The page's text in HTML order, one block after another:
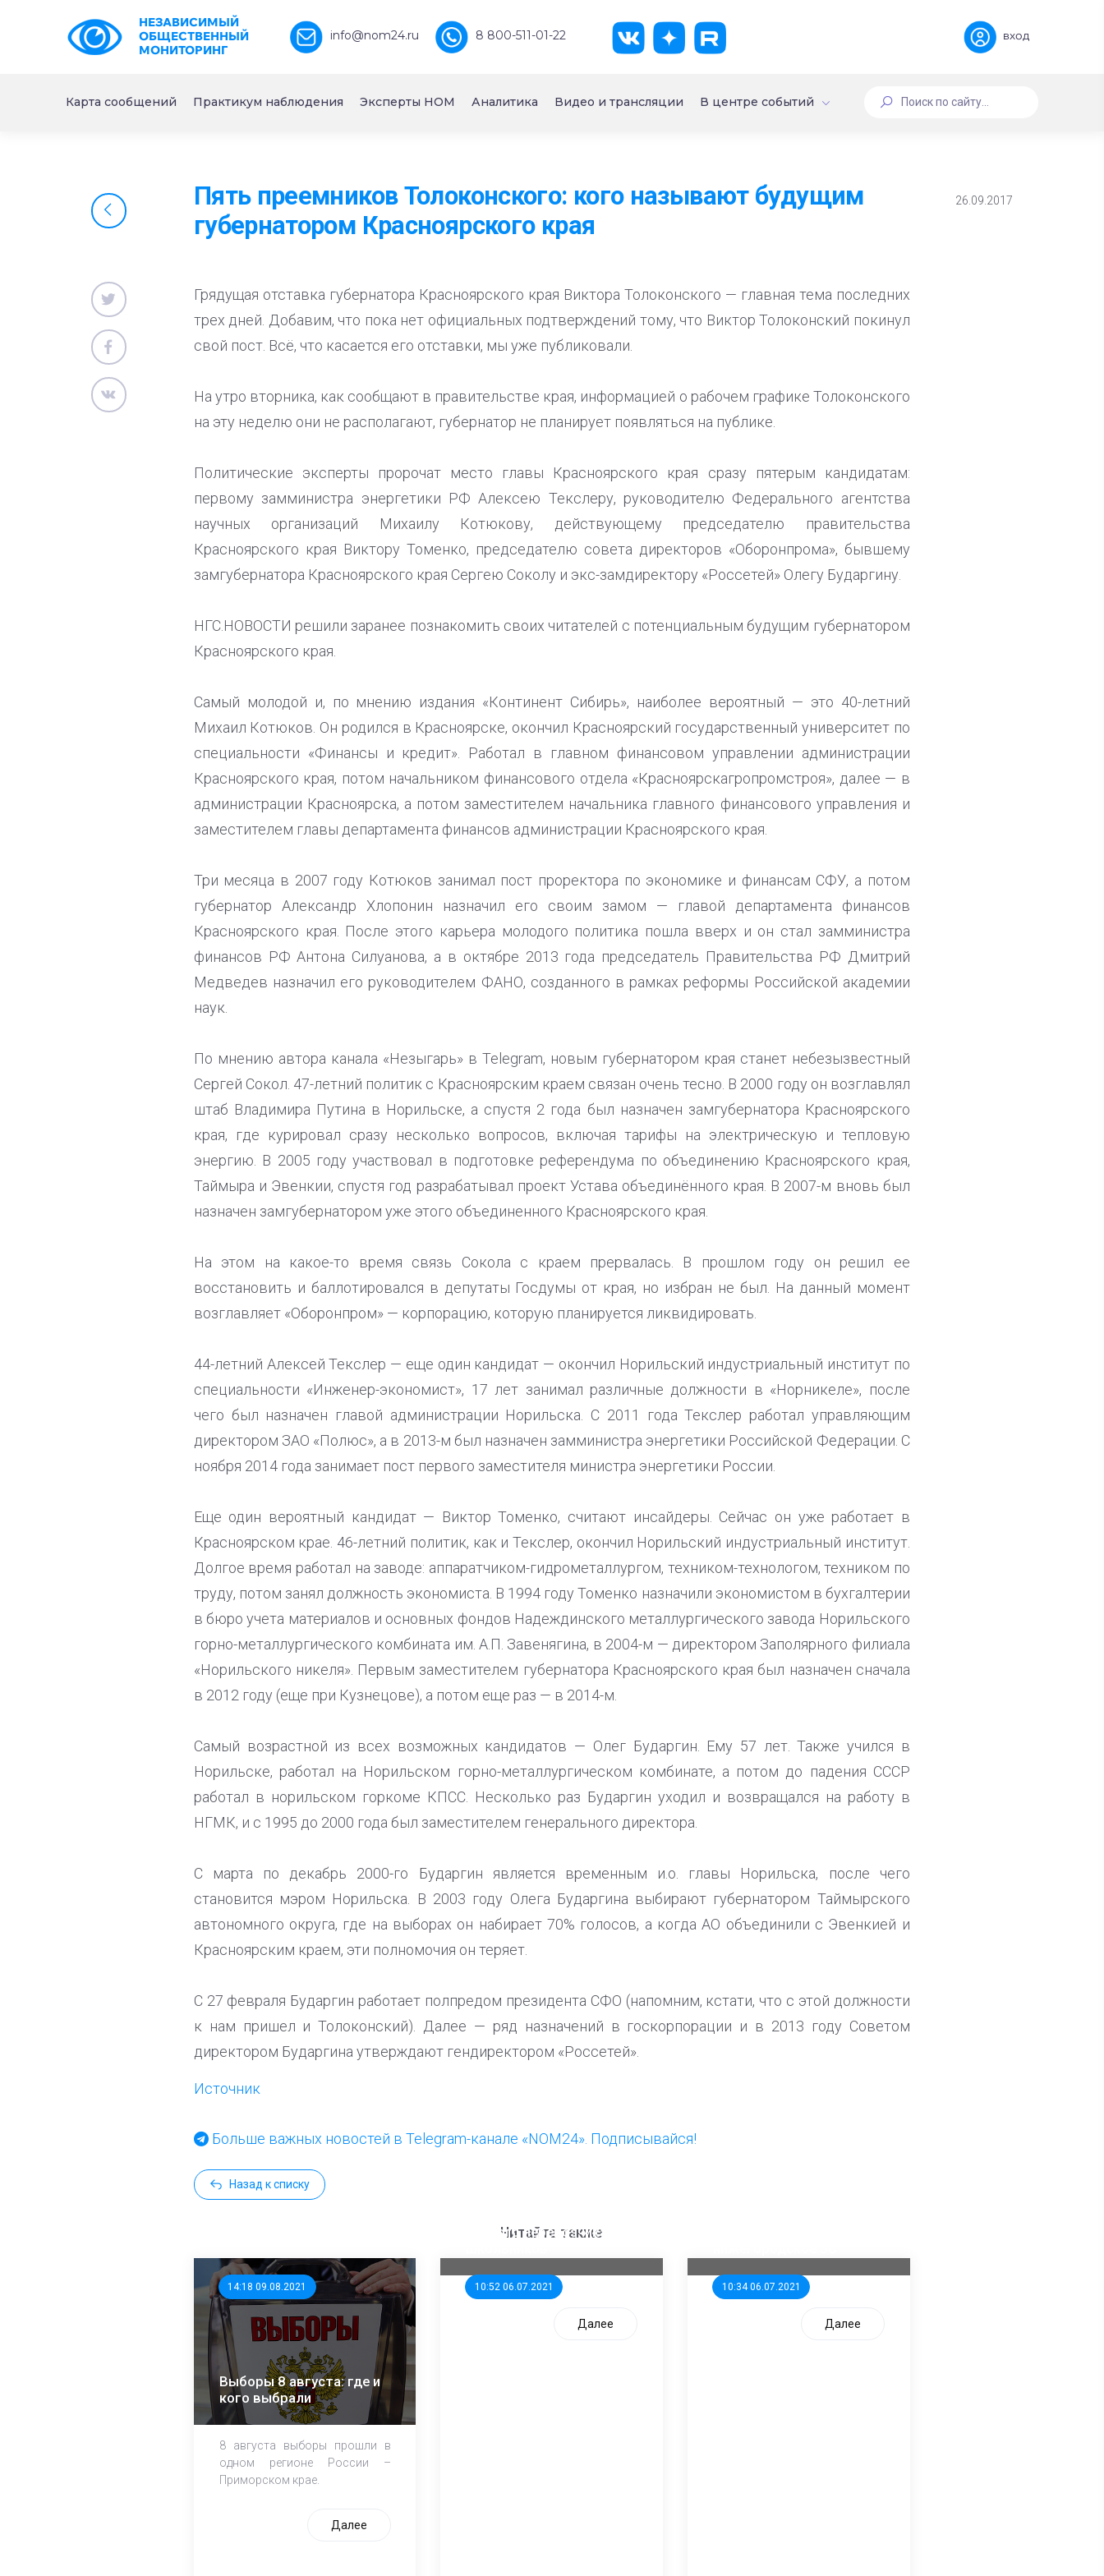
НЕЗАВИСИМЫЙ
ОБЩЕСТВЕННЫЙ
МОНИТОРИНГ
info@nom24.ru 8 800-511-01-22 вход
Карта сообщений Практикум наблюдения Эксперты НОМ Аналитика Видео и трансляции В центре событий
Пять преемников Толоконского: кого называют будущим
губернатором Красноярского края
26.09.2017
Грядущая отставка губернатора Красноярского края Виктора Толоконского — главная тема последних
трех дней. Добавим, что пока нет официальных подтверждений тому, что Виктор Толоконский покинул
свой пост. Всё, что касается его отставки, мы уже публиковали.
На утро вторника, как сообщают в правительстве края, информацией о рабочем графике Толоконского
на эту неделю они не располагают, губернатор не планирует появляться на публике.
Политические эксперты пророчат место главы Красноярского края сразу пятерым кандидатам:
первому замминистра энергетики РФ Алексею Текслеру, руководителю Федерального агентства
научных организаций Михаилу Котюкову, действующему председателю правительства
Красноярского края Виктору Томенко, председателю совета директоров «Оборонпрома», бывшему
замгубернатора Красноярского края Сергею Соколу и экс-замдиректору «Россетей» Олегу Бударгину.
НГС.НОВОСТИ решили заранее познакомить своих читателей с потенциальным будущим губернатором
Красноярского края.
Самый молодой и, по мнению издания «Континент Сибирь», наиболее вероятный — это 40-летний
Михаил Котюков. Он родился в Красноярске, окончил Красноярский государственный университет по
специальности «Финансы и кредит». Работал в главном финансовом управлении администрации
Красноярского края, потом начальником финансового отдела «Красноярскагропромстроя», далее — в
администрации Красноярска, а потом заместителем начальника главного финансового управления и
заместителем главы департамента финансов администрации Красноярского края.
Три месяца в 2007 году Котюков занимал пост проректора по экономике и финансам СФУ, а потом
губернатор Александр Хлопонин назначил его своим замом — главой департамента финансов
Красноярского края. После этого карьера молодого политика пошла вверх и он стал замминистра
финансов РФ Антона Силуанова, а в октябре 2013 года председатель Правительства РФ Дмитрий
Медведев назначил его руководителем ФАНО, созданного в рамках реформы Российской академии
наук.
По мнению автора канала «Незыгарь» в Telegram, новым губернатором края станет небезызвестный
Сергей Сокол. 47-летний политик с Красноярским краем связан очень тесно. В 2000 году он возглавлял
штаб Владимира Путина в Норильске, а спустя 2 года был назначен замгубернатора Красноярского
края, где курировал сразу несколько вопросов, включая тарифы на электрическую и тепловую
энергию. В 2005 году участвовал в подготовке референдума по объединению Красноярского края,
Таймыра и Эвенкии, спустя год разрабатывал проект Устава объединённого края. В 2007-м вновь был
назначен замгубернатором уже этого объединенного Красноярского края.
На этом на какое-то время связь Сокола с краем прервалась. В прошлом году он решил ее
восстановить и баллотировался в депутаты Госдумы от края, но избран не был. На данный момент
возглавляет «Оборонпром» — корпорацию, которую планируется ликвидировать.
44-летний Алексей Текслер — еще один кандидат — окончил Норильский индустриальный институт по
специальности «Инженер-экономист», 17 лет занимал различные должности в «Норникеле», после
чего был назначен главой администрации Норильска. С 2011 года Текслер работал управляющим
директором ЗАО «Полюс», а в 2013-м был назначен замминистра энергетики Российской Федерации. С
ноября 2014 года занимает пост первого заместителя министра энергетики России.
Еще один вероятный кандидат — Виктор Томенко, считают инсайдеры. Сейчас он уже работает в
Красноярском крае. 46-летний политик, как и Текслер, окончил Норильский индустриальный институт.
Долгое время работал на заводе: аппаратчиком-гидрометаллургом, техником-технологом, техником по
труду, потом занял должность экономиста. В 1994 году Томенко назначили экономистом в бухгалтерии
в бюро учета материалов и основных фондов Надеждинского металлургического завода Норильского
горно-металлургического комбината им. А.П. Завенягина, в 2004-м — директором Заполярного филиала
«Норильского никеля». Первым заместителем губернатора Красноярского края был назначен сначала
в 2012 году (еще при Кузнецове), а потом еще раз — в 2014-м.
Самый возрастной из всех возможных кандидатов — Олег Бударгин. Ему 57 лет. Также учился в
Норильске, работал на Норильском горно-металлургическом комбинате, а потом до падения СССР
работал в норильском горкоме КПСС. Несколько раз Бударгин уходил и возвращался на работу в
НГМК, и с 1995 до 2000 года был заместителем генерального директора.
С марта по декабрь 2000-го Бударгин является временным и.о. главы Норильска, после чего
становится мэром Норильска. В 2003 году Олега Бударгина выбирают губернатором Таймырского
автономного округа, где на выборах он набирает 70% голосов, а когда АО объединили с Эвенкией и
Красноярским краем, эти полномочия он теряет.
С 27 февраля Бударгин работает полпредом президента СФО (напомним, кстати, что с этой должности
к нам пришел и Толоконский). Далее — ряд назначений в госкорпорации и в 2013 году Советом
директором Бударгина утверждают гендиректором «Россетей».
Источник
Больше важных новостей в Telegram-канале «NOM24». Подписывайся!
Назад к списку
Читайте также
14:18 09.08.2021
Выборы 8 августа: где и
кого выбрали
8 августа выборы прошли в
одном регионе России –
Приморском крае.
Далее
10:52 06.07.2021
единого перевозчика для
Далее
10:34 06.07.2021
Далее